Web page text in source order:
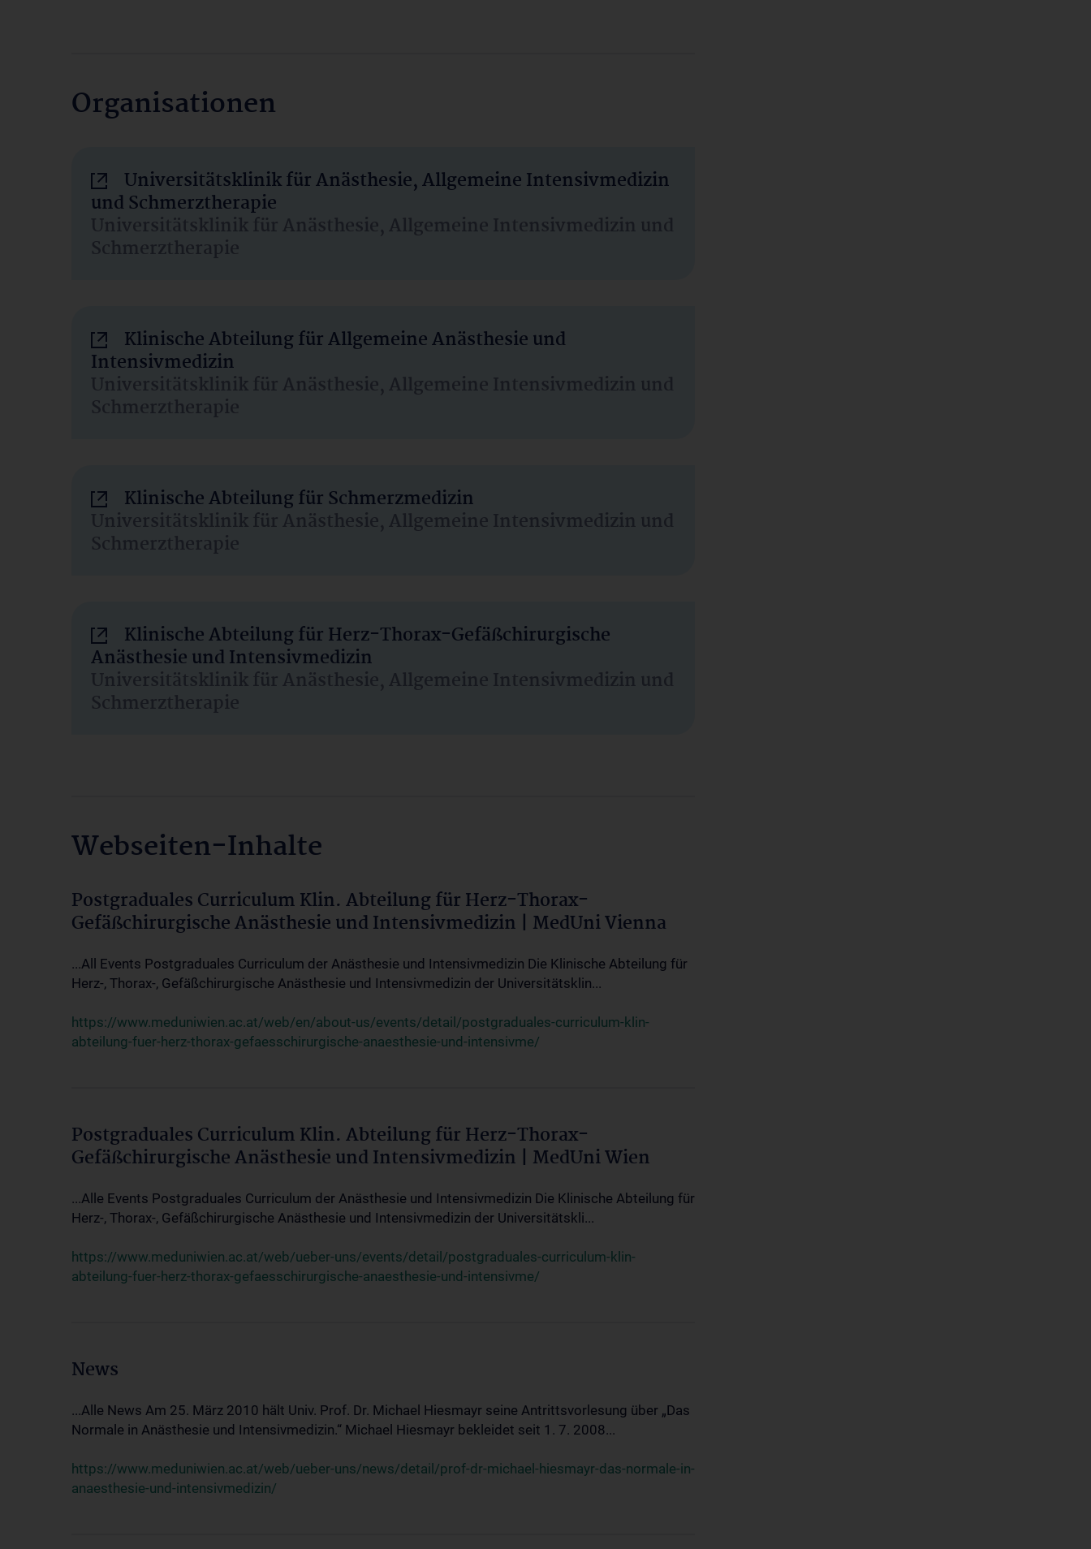
Organisationen
Universitätsklinik für Anästhesie, Allgemeine Intensivmedizin
und Schmerztherapie
Universitätsklinik für Anästhesie, Allgemeine Intensivmedizin und
Schmerztherapie
Klinische Abteilung für Allgemeine Anästhesie und
Intensivmedizin
Universitätsklinik für Anästhesie, Allgemeine Intensivmedizin und
Schmerztherapie
Klinische Abteilung für Schmerzmedizin
Universitätsklinik für Anästhesie, Allgemeine Intensivmedizin und
Schmerztherapie
Klinische Abteilung für Herz-Thorax-Gefäßchirurgische
Anästhesie und Intensivmedizin
Universitätsklinik für Anästhesie, Allgemeine Intensivmedizin und
Schmerztherapie
Webseiten-Inhalte
Postgraduales Curriculum Klin. Abteilung für Herz-Thorax-
Gefäßchirurgische Anästhesie und Intensivmedizin | MedUni Vienna
...All Events Postgraduales Curriculum der Anästhesie und Intensivmedizin Die Klinische Abteilung für
Herz-, Thorax-, Gefäßchirurgische Anästhesie und Intensivmedizin der Universitätsklin...
https://www.meduniwien.ac.at/web/en/about-us/events/detail/postgraduales-curriculum-klin-
abteilung-fuer-herz-thorax-gefaesschirurgische-anaesthesie-und-intensivme/
Postgraduales Curriculum Klin. Abteilung für Herz-Thorax-
Gefäßchirurgische Anästhesie und Intensivmedizin | MedUni Wien
...Alle Events Postgraduales Curriculum der Anästhesie und Intensivmedizin Die Klinische Abteilung für
Herz-, Thorax-, Gefäßchirurgische Anästhesie und Intensivmedizin der Universitätskli...
https://www.meduniwien.ac.at/web/ueber-uns/events/detail/postgraduales-curriculum-klin-
abteilung-fuer-herz-thorax-gefaesschirurgische-anaesthesie-und-intensivme/
News
...Alle News Am 25. März 2010 hält Univ. Prof. Dr. Michael Hiesmayr seine Antrittsvorlesung über „Das
Normale in Anästhesie und Intensivmedizin.“ Michael Hiesmayr bekleidet seit 1. 7. 2008...
https://www.meduniwien.ac.at/web/ueber-uns/news/detail/prof-dr-michael-hiesmayr-das-normale-in-
anaesthesie-und-intensivmedizin/